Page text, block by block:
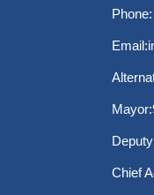
Email:
Chief